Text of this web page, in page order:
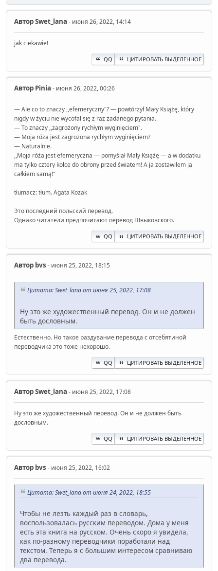
АвторSwet_lana - июня 26, 2022, 14:14
jak ciekawie!
QQ ЦИТИРОВАТЬ ВЫДЕЛЕННОЕ
Автор Pinia - июня 26, 2022, 00:26
— Ale co to znaczy ,,efemeryczny"? — powtórzył Mały Książę, który
nigdy w życiu nie wycofał się z raz zadanego pytania.
— To znaczy ,,zagrożony rychłym wyginięciem".
— Moja róża jest zagrożona rychłym wyginięciem?
— Naturalnie.
,,Moja róża jest efemeryczna — pomyślał Mały Książę — a w dodatku
ma tylko cztery kolce do obrony przed światem! A ja zostawiłem ją
całkiem samą!"
tłumacz: tłum. Agata Kozak
Это последний польский перевод.
Однако читатели предпочитают перевод Швыковского.
QQ ЦИТИРОВАТЬ ВЫДЕЛЕННОЕ
Автор bvs - июня 25, 2022, 18:15
Цитата: Swet_lana от июня 25, 2022, 17:08
Ну это же художественный перевод. Он и не должен
быть дословным.
Естественно. Но такое раздувание перевода с отсебятиной
переводчика это тоже нехорошо.
QQ ЦИТИРОВАТЬ ВЫДЕЛЕННОЕ
АвторSwet_lana - июня 25, 2022, 17:08
Ну это же художественный перевод. Он и не должен быть
дословным.
QQ ЦИТИРОВАТЬ ВЫДЕЛЕННОЕ
Автор bvs - июня 25, 2022, 16:02
Цитата: Swet_lana от июня 24, 2022, 18:55
Чтобы не лезть каждый раз в словарь,
воспользовалась русским переводом. Дома у меня
есть эта книга на русском. Очень скоро я увидела,
как по-разному переводчики поработали над
текстом. Теперь я с большим интересом сравниваю
два перевода.